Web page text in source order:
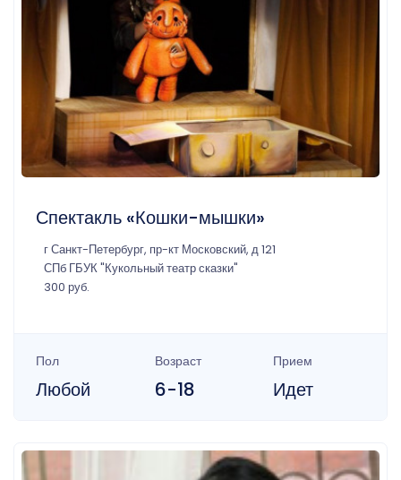
Спектакль «Кошки-мышки»
г Санкт-Петербург, пр-кт Московский, д 121
СПб ГБУК "Кукольный театр сказки"
300 руб.
Пол
Любой
Возраст
6-18
Прием
Идет